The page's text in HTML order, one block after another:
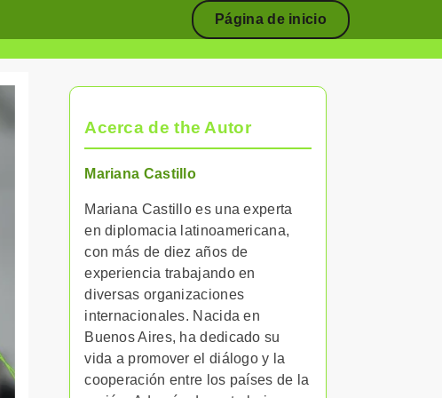
Página de inicio
Acerca de the Autor
Mariana Castillo
Mariana Castillo es una experta
en diplomacia latinoamericana,
con más de diez años de
experiencia trabajando en
diversas organizaciones
internacionales. Nacida en
Buenos Aires, ha dedicado su
vida a promover el diálogo y la
cooperación entre los países de la